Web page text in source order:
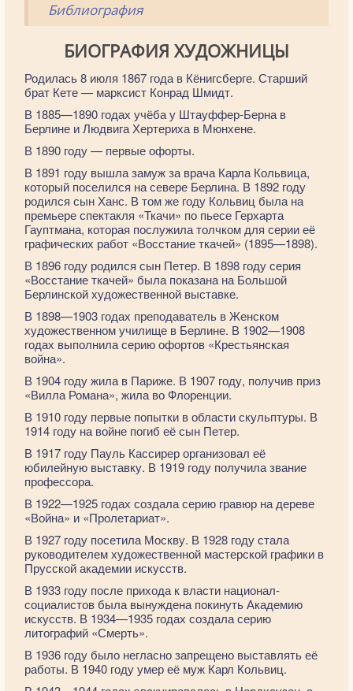
Библиография
БИОГРАФИЯ ХУДОЖНИЦЫ
Родилась 8 июля 1867 года в Кёнигсберге. Старший
брат Кете — марксист Конрад Шмидт.
В 1885—1890 годах учёба у Штауффер-Берна в
Берлине и Людвига Хертериха в Мюнхене.
В 1890 году — первые офорты.
В 1891 году вышла замуж за врача Карла Кольвица,
который поселился на севере Берлина. В 1892 году
родился сын Ханс. В том же году Кольвиц была на
премьере спектакля «Ткачи» по пьесе Герхарта
Гауптмана, которая послужила толчком для серии её
графических работ «Восстание ткачей» (1895—1898).
В 1896 году родился сын Петер. В 1898 году серия
«Восстание ткачей» была показана на Большой
Берлинской художественной выставке.
В 1898—1903 годах преподаватель в Женском
художественном училище в Берлине. В 1902—1908
годах выполнила серию офортов «Крестьянская
война».
В 1904 году жила в Париже. В 1907 году, получив приз
«Вилла Романа», жила во Флоренции.
В 1910 году первые попытки в области скульптуры. В
1914 году на войне погиб её сын Петер.
В 1917 году Пауль Кассирер организовал её
юбилейную выставку. В 1919 году получила звание
профессора.
В 1922—1925 годах создала серию гравюр на дереве
«Война» и «Пролетариат».
В 1927 году посетила Москву. В 1928 году стала
руководителем художественной мастерской графики в
Прусской академии искусств.
В 1933 году после прихода к власти национал-
социалистов была вынуждена покинуть Академию
искусств. В 1934—1935 годах создала серию
литографий «Смерть».
В 1936 году было негласно запрещено выставлять её
работы. В 1940 году умер её муж Карл Кольвиц.